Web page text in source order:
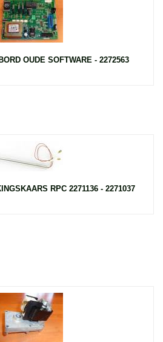
OUDE SOFTWARE - 2272563
RPC 2271136 - 2271037